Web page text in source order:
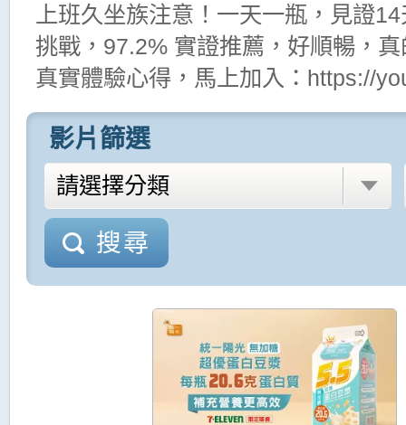
上班久坐族注意！一天一瓶，見證
挑戰，97.2% 實證推薦，好順暢，
真實體驗心得，馬上加入：https://
影片篩選
搜尋